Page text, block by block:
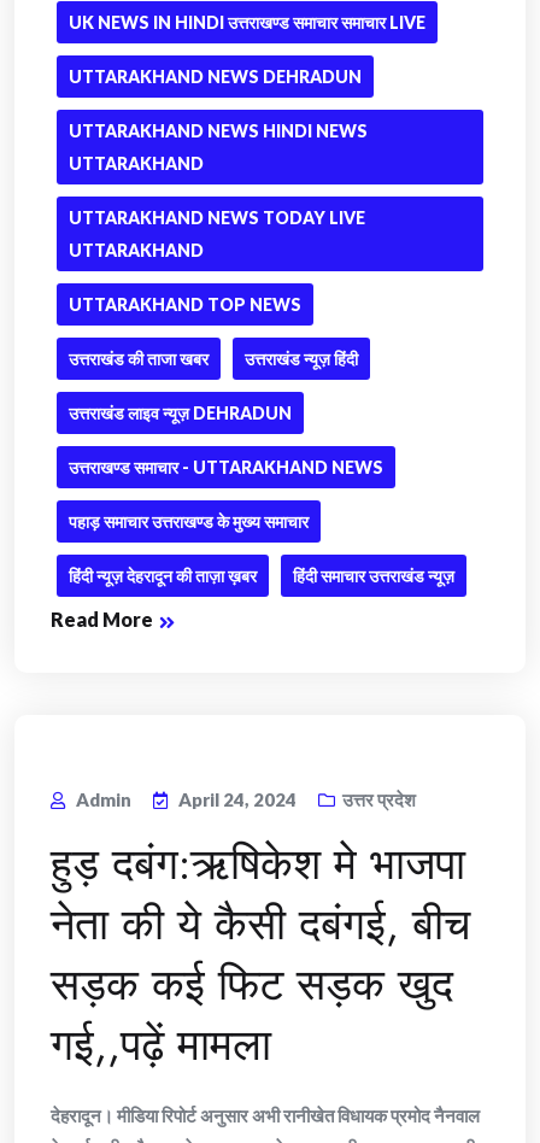
UK NEWS IN HINDI उत्तराखण्ड समाचार समाचार LIVE
UTTARAKHAND NEWS DEHRADUN
UTTARAKHAND NEWS HINDI NEWS
UTTARAKHAND
UTTARAKHAND NEWS TODAY LIVE
UTTARAKHAND
UTTARAKHAND TOP NEWS
उत्तराखंड की ताजा खबर उत्तराखंड न्यूज़ हिंदी
उत्तराखंड लाइव न्यूज़ DEHRADUN
उत्तराखण्ड समाचार - UTTARAKHAND NEWS
पहाड़ समाचार उत्तराखण्ड के मुख्य समाचार
हिंदी न्यूज़ देहरादून की ताज़ा ख़बर हिंदी समाचार उत्तराखंड न्यूज़
Read More
Admin April 24, 2024 उत्तर प्रदेश
हुड़ दबंग:ऋषिकेश मे भाजपा
नेता की ये कैसी दबंगई, बीच
सड़क कई फिट सड़क खुद
गई,,पढ़ें मामला
देहरादून। मीडिया रिपोर्ट अनुसार अभी रानीखेत विधायक प्रमोद नैनवाल